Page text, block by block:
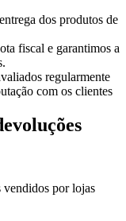
dos produtos de
fiscal e garantimos a
regularmente
com os clientes
vendidos por lojas